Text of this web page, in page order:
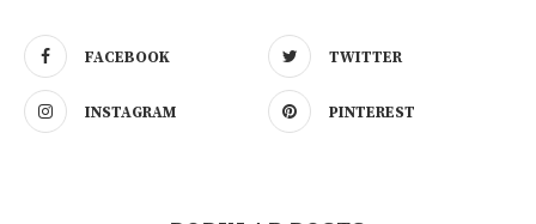
FACEBOOK TWITTER
INSTAGRAM PINTEREST